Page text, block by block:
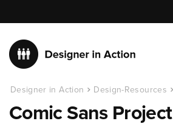
Designer in Action Design-Resources
Comic Sans Project